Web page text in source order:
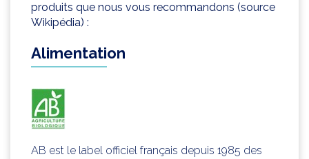
produits que nous vous recommandons (source
Wikipédia) :
Alimentation
AB est le label officiel français depuis 1985 des